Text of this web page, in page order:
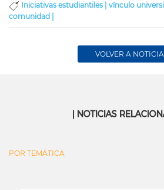
Iniciativas estudiantiles | vínculo
comunidad |
VOLVER A
| NOTICIAS
POR TEMÁTICA